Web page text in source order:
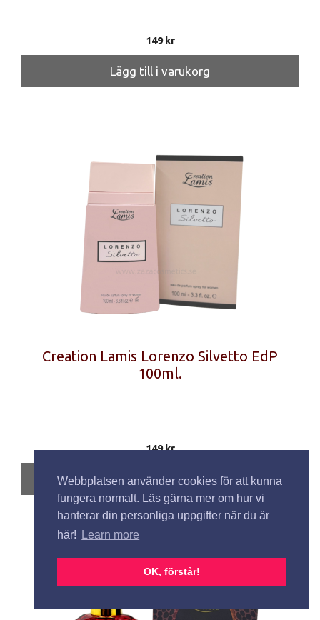
Webbplatsen använder cookies för att kunna
fungera normalt. Läs gärna mer om hur vi
hanterar din personliga uppgifter när du är
här!
Learn more
OK, förstår!
149kr
Lägg till i varukorg
Creation Lamis Lorenzo Silvetto EdP
100ml.
149kr
Lägg till i varukorg